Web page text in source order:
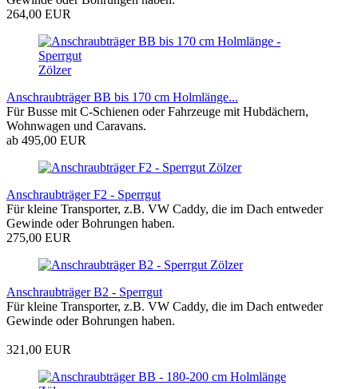
264,00 EUR
Zölzer
Anschraubträger BB bis 170 cm Holmlänge...
Für Busse mit C-Schienen oder Fahrzeuge mit Hubdächern,
Wohnwagen und Caravans.
ab 495,00 EUR
Zölzer
Anschraubträger F2 - Sperrgut
Für kleine Transporter, z.B. VW Caddy, die im Dach entweder
Gewinde oder Bohrungen haben.
275,00 EUR
Zölzer
Anschraubträger B2 - Sperrgut
Für kleine Transporter, z.B. VW Caddy, die im Dach entweder
Gewinde oder Bohrungen haben.
321,00 EUR